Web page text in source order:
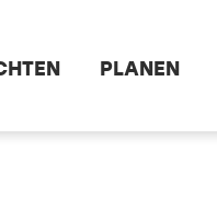
PLANEN